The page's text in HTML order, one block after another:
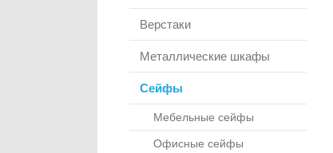
Верстаки
Металлические шкафы
Сейфы
Мебельные сейфы
Офисные сейфы